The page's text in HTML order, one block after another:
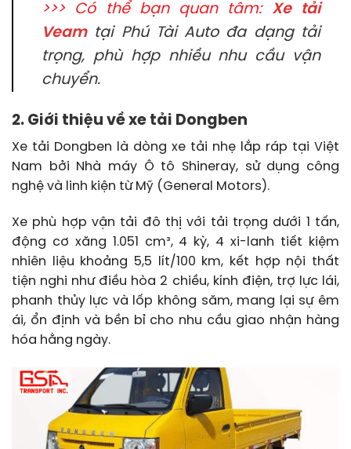
>>> Có thể bạn quan tâm:
Xe tải
Veamtại Phú Tài Auto đa dạng tải
trọng, phù hợp nhiều nhu cầu vận
chuyển.
2. Giới thiệu về xe tải Dongben
Xe tải Dongben là dòng xe tải nhẹ lắp ráp tại Việt
Nam bởi Nhà máy Ô tô Shineray, sử dụng công
nghệ và linh kiện từ Mỹ (General Motors).
Xe phù hợp vận tải đô thị với tải trọng dưới 1 tấn,
động cơ xăng 1.051 cm³, 4 kỳ, 4 xi-lanh tiết kiệm
nhiên liệu khoảng 5,5 lít/100 km, kết hợp nội thất
tiện nghi như điều hòa 2 chiều, kính điện, trợ lực lái,
phanh thủy lực và lốp không săm, mang lại sự êm
ái, ổn định và bền bỉ cho nhu cầu giao nhận hàng
hóa hằng ngày.